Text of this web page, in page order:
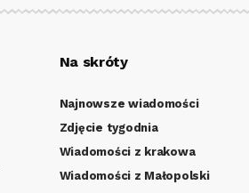
Na skróty
Najnowsze wiadomości
Zdjęcie tygodnia
Wiadomości z krakowa
Wiadomości z Małopolski